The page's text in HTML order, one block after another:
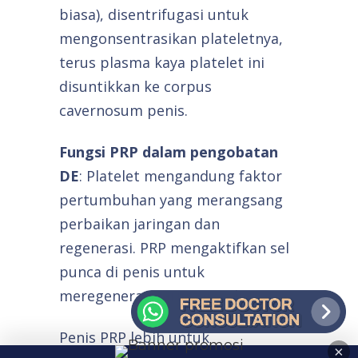
biasa), disentrifugasi untuk
mengonsentrasikan plateletnya,
terus plasma kaya platelet ini
disuntikkan ke corpus
cavernosum penis.
Fungsi PRP dalam pengobatan
DE: Platelet mengandung faktor
pertumbuhan yang merangsang
perbaikan jaringan dan
regenerasi. PRP mengaktifkan sel
punca di penis untuk
meregenerasi jaringan sehat,
Penis PRP lebih untuk
×